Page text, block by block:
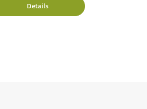
Details